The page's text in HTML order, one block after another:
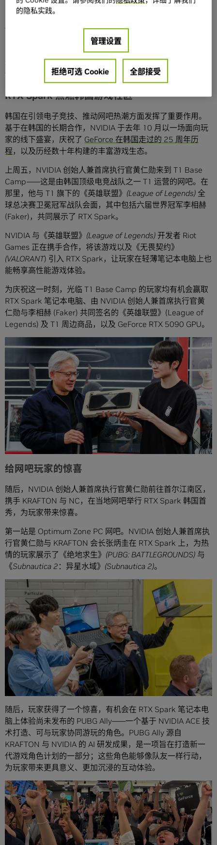
30 年的技术创新带入轻薄、可全天续航的 Windows 笔记本
电脑，以及小巧而超高能效的桌面主机。
借助这款超级芯片，玩家能够以 1440p 分辨率、超过 100
FPS 的帧率畅玩 3A 游戏，并享受 NVIDIA 光线追踪、DLSS
与 Reflex 等技术。此外，RTX Spark 支持所有 NVIDIA RTX
技术，包括近期发布的
Transformer 模型，可呈现逼真的图像质量。
RTX Spark 点燃韩国游戏社区
韩国在引领电子竞技、推动网吧热潮方面发挥了重要作用。
基于在韩国的长期合作，NVIDIA 于去年 10 月以一场面向玩
家的线下盛宴，庆祝了 GeForce 在韩国走过的 25 周年历
程，以及历经数十年构建的丰富游戏生态。
上周五，NVIDIA 创始人兼首席执行官黄仁勋来到 T1 Base
Camp——这是由韩国顶级电竞战队之一 T1 运营的网吧。在
那里，他与 T1 旗下的 《英雄联盟》(League of Legends) 全
球总决赛卫冕冠军战队会面，其中包括六届世界冠军李相赫
(Faker)，共同展示了 RTX Spark。
NVIDIA 与 《英雄联盟》(League of Legends) 开发者 Riot
Games 正在携手合作，将该游戏以及 《无畏契约》
(VALORANT) 引入 RTX Spark，让玩家在轻薄笔记本电脑上也
能畅享高性能游戏体验。
为庆祝这一时刻，光临 T1 Base Camp 的玩家均有机会赢取
RTX Spark 笔记本电脑、由 NVIDIA 创始人兼首席执行官黄
仁勋与李相赫 (Faker) 共同签名的 《英雄联盟》 (League of
Legends) 及 T1 周边商品，以及 GeForce RTX 5090 GPU。
给网吧玩家的惊喜
随后，NVIDIA 创始人兼首席执行官黄仁勋前往首尔江南区，
携手 KRAFTON 与 NC，在当地网吧举行 RTX Spark 韩国首
秀，为玩家带来惊喜。
第一站是 Optimum Zone PC 网吧。NVIDIA 创始人兼首席执
行官黄仁勋与 KRAFTON 会长张炳圭在 RTX Spark 上，为热
情的玩家展示了 《绝地求生》(PUBG: BATTLEGROUNDS) 与
《Subnautica 2：异星水域》(Subnautica 2)。
随后，玩家获得了一个惊喜，有机会在 RTX Spark 笔记本电
脑上体验尚未发布的 PUBG Ally——一个基于 NVIDIA ACE 技
术打造、可与玩家协同游玩的角色。PUBG Ally 源自
KRAFTON 与 NVIDIA 的 AI 研发成果，是一项旨在打造新一
代游戏角色计划的一部分；这些角色能够像队友一样行动，
为玩家带来更具意义、更加沉浸的互动体验。
的隐私实践。
管理设置
拒绝可选 Cookie 全部接受